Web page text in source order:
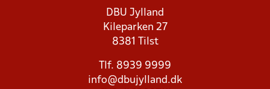
DBU Jylland
Kileparken 27
8381 Tilst
Tlf. 8939 9999
info@dbujylland.dk